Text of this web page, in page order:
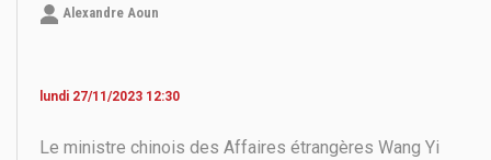
Alexandre Aoun
lundi 27/11/2023 12:30
Le ministre chinois des Affaires étrangères Wang Yi